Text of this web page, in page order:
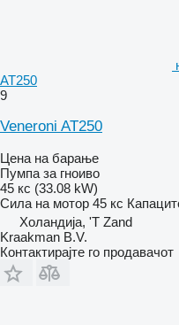
AT250
9
Veneroni AT250
Цена на барање
Пумпа за гноиво
45 кс (33.08 kW)
Сила на мотор 45 кс
Холандија, 'T Zand
Kraakman B.V.
Контактирајте го продавачот